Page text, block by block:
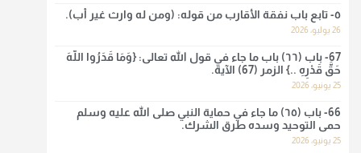
لا أعلم لدعاء ختم القرآن في الصلاة أصلاً صحيحاً يعتمد عليه من
سنة الرسول صلى الله عليه وسلّم، ولا من عمل الصحابة رضي
الله عنهم. ابن عثيمين.
منذ 3 شهر
أ.د. صالح الشمراني
٥- تابع باب نفقة الأقارب من قوله: (ومن له وارث غير أب).
26 يوليو، 2026
67- باب (٦٦) باب ما جاء في قول الله تعالى: {وَمَا قَدَرُوا اللَّهَ
حَقَّ قَدْرِهِ ..} الزمر (67) الآية.
25 يونيو، 2026
66- باب (٦٥) ما جاء في حماية النبي صلى الله عليه وسلم
حمى التوحيد وسده طرق الشرك.
25 يونيو، 2026